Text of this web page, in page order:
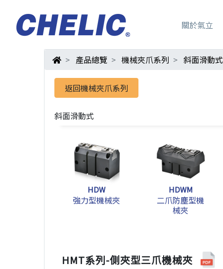
關於氣立
產品總覽 機械夾爪系列 斜面滑動式
返回機械夾爪系列
斜面滑動式
HDW
強力型機械夾
HDWM
二爪防塵型機
械夾
HMT系列-側夾型三爪機械夾